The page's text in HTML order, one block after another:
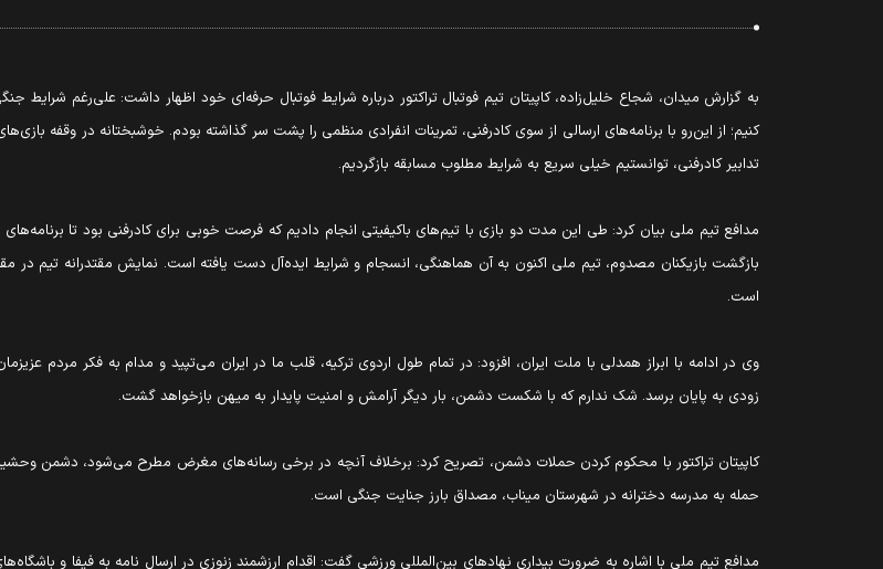
به گزارش میدان، شجاع خلیل‌زاده، کاپیتان تیم فوتبال تراکتور درباره شرایط فوتبال حرفه‌ای خود اظهار داشت: علی‌رغم
کنیم؛ از این‌رو با برنامه‌های ارسالی از سوی کادرفنی، تمرینات انفرادی منظمی را پشت سر گذاشته بودم. خوشبختانه در وقفه
تدابیر کادرفنی، توانستیم خیلی سریع به شرایط مطلوب مسابقه بازگردیم.
مدافع تیم ملی بیان کرد: طی این مدت دو بازی با تیم‌های باکیفیتی انجام دادیم که فرصت خوبی برای کادرفنی بود تا
بازگشت بازیکنان مصدوم، تیم ملی اکنون به آن هماهنگی، انسجام و شرایط ایده‌آل دست یافته است. نمایش مقتدرانه تیم
است.
وی در ادامه با ابراز همدلی با ملت ایران، افزود: در تمام طول اردوی ترکیه، قلب ما در ایران می‌تپید و مدام به فکر مردم
زودی به پایان برسد. شک ندارم که با شکست دشمن، بار دیگر آرامش و امنیت پایدار به میهن بازخواهد گشت.
کاپیتان تراکتور با محکوم کردن حملات دشمن، تصریح کرد: برخلاف آنچه در برخی رسانه‌های مغرض مطرح می‌شود، دشمن
حمله به مدرسه دخترانه در شهرستان میناب، مصداق بارز جنایت جنگی است.
مدافع تیم ملی با اشاره به ضرورت بیداری نهادهای بین‌المللی ورزشی گفت: اقدام ارزشمند زنوزی در ارسال نامه به فیفا و